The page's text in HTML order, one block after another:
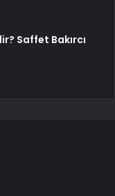
Saffet Bakırcı